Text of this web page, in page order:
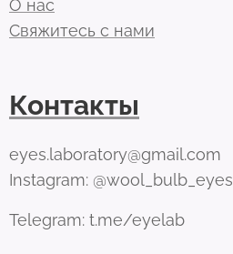
О нас
Свяжитесь с нами
Контакты
eyes.laboratory@gmail.com
Instagram: @wool_bulb_eyes
Telegram: t.me/eyelab